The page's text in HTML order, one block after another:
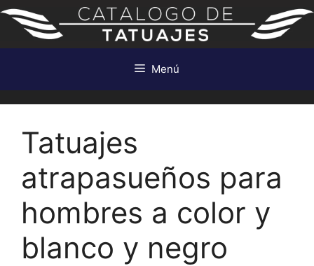
Saltar
contenido
Menú
Tatuajes
atrapasueños para
hombres a color y
blanco y negro